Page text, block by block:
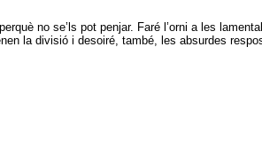
no se’ls pot penjar. Faré l’orni a les
la divisió i desoiré, també, les absurdes